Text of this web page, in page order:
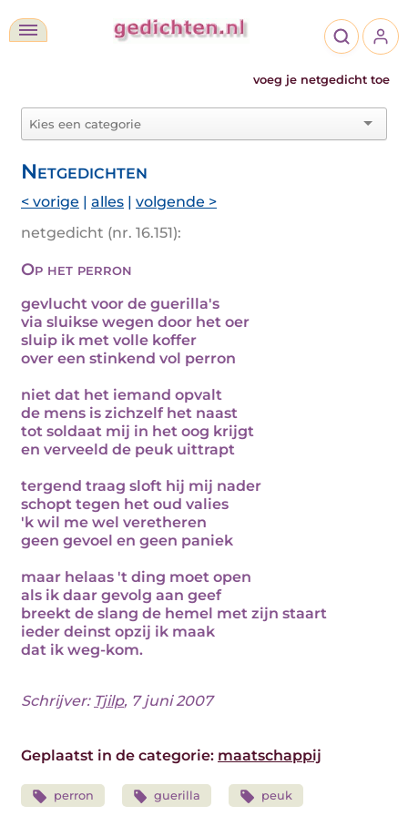
voeg je netgedicht toe
Netgedichten
< vorige | alles | volgende >
netgedicht (nr. 16.151):
Op het perron
gevlucht voor de guerilla's
via sluikse wegen door het oer
sluip ik met volle koffer
over een stinkend vol perron
niet dat het iemand opvalt
de mens is zichzelf het naast
tot soldaat mij in het oog krijgt
en verveeld de peuk uittrapt
tergend traag sloft hij mij nader
schopt tegen het oud valies
'k wil me wel veretheren
geen gevoel en geen paniek
maar helaas 't ding moet open
als ik daar gevolg aan geef
breekt de slang de hemel met zijn staart
ieder deinst opzij ik maak
dat ik weg-kom.
Schrijver: Tjilp, 7 juni 2007
Geplaatst in de categorie: maatschappij
perron guerilla peuk